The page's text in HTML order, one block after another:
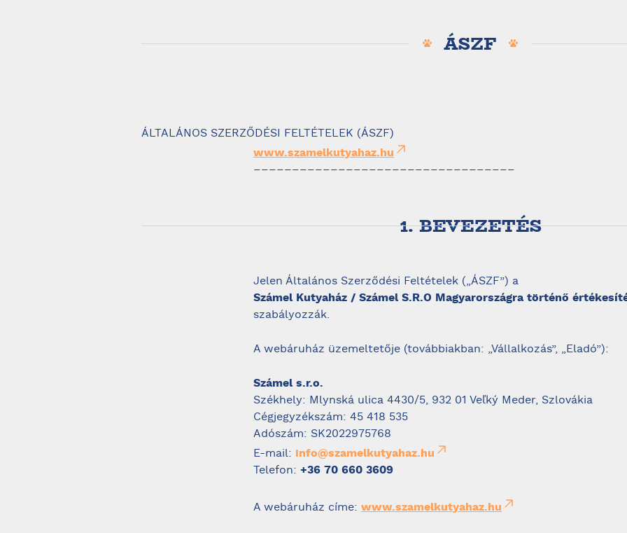
ÁSZF
ÁLTALÁNOS SZERZŐDÉSI FELTÉTELEK (ÁSZF)
www.szamelkutyahaz.hu
––––––––––––––––––––––––––––––––––
1. BEVEZETÉS
Jelen Általános Szerződési Feltételek („ÁSZF”) a
Számel Kutyaház / Számel S.R.O Magyarországra történő
szabályozzák.
A webáruház üzemeltetője (továbbiakban: „Vállalkozás”, „Eladó”):
Számel s.r.o.
Székhely: Mlynská ulica 4430/5, 932 01 Veľký Meder, Szlovákia
Cégjegyzékszám: 45 418 535
Adószám: SK2022975768
E-mail: info@szamelkutyahaz.hu
Telefon: +36 70 660 3609
A webáruház címe: www.szamelkutyahaz.hu